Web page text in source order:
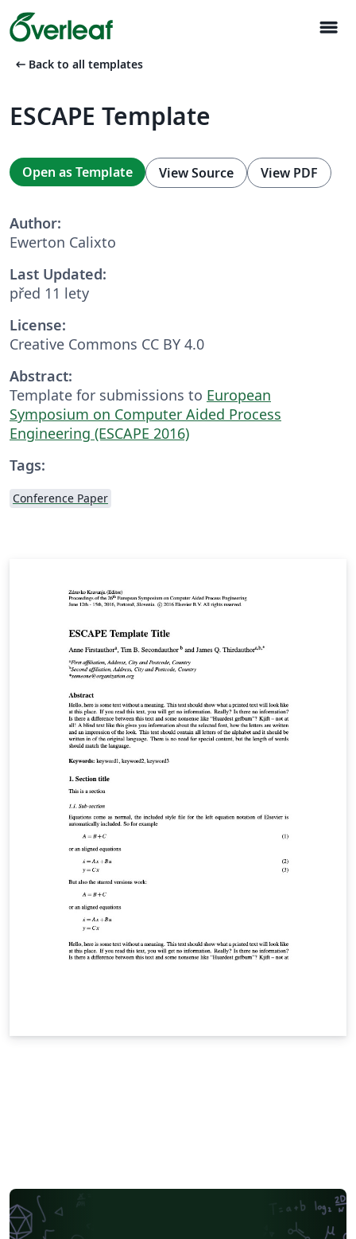
menu
arrow_left_alt Back to all templates
ESCAPE Template
Open as Template View Source View PDF
Author:
Ewerton Calixto
Last Updated:
před 11 lety
License:
Creative Commons CC BY 4.0
Abstract:
Template for submissions to European
Symposium on Computer Aided Process
Engineering (ESCAPE 2016)
Tags:
Conference Paper